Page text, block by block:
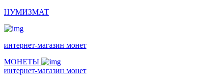
НУМИЗМАТ
интернет-магазин монет
МОНЕТЫ
интернет-магазин монет